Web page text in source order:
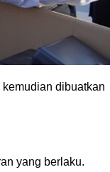
dibuatkan
yang berlaku.